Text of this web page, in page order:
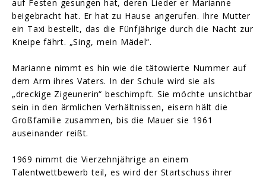
auf Festen gesungen hat, deren Lieder er Marianne
beigebracht hat. Er hat zu Hause angerufen. Ihre Mutter
ein Taxi bestellt, das die Fünfjährige durch die Nacht zur
Kneipe fährt. „Sing, mein Mädel“.
Marianne nimmt es hin wie die tätowierte Nummer auf
dem Arm ihres Vaters. In der Schule wird sie als
„dreckige Zigeunerin“ beschimpft. Sie möchte unsichtbar
sein in den ärmlichen Verhältnissen, eisern hält die
Großfamilie zusammen, bis die Mauer sie 1961
auseinander reißt.
1969 nimmt die Vierzehnjährige an einem
Talentwettbewerb teil, es wird der Startschuss ihrer